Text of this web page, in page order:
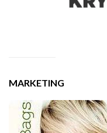
MARKETING